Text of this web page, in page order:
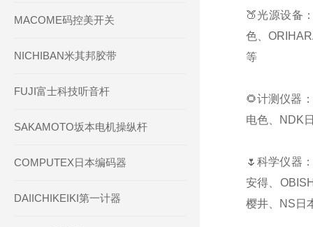
🍑光源设备
色、
等
🌻计测仪器
电色、NDK
🌷科学仪器
安得、
樱井、NS日
MACOME码控美开关
NICHIBAN米其邦胶带
FUJI富士科技听音杆
SAKAMOTO坂本电机操纵杆
COMPUTEX日本编码器
DAIICHIKEIKI第一计器